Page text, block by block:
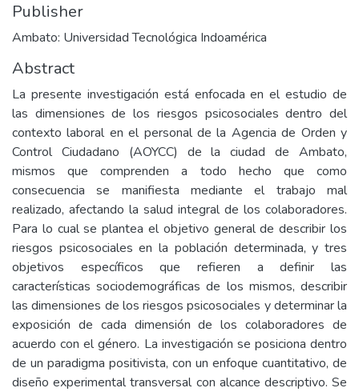
Publisher
Ambato: Universidad Tecnológica Indoamérica
Abstract
La presente investigación está enfocada en el estudio de
las dimensiones de los riesgos psicosociales dentro del
contexto laboral en el personal de la Agencia de Orden y
Control Ciudadano (AOYCC) de la ciudad de Ambato,
mismos que comprenden a todo hecho que como
consecuencia se manifiesta mediante el trabajo mal
realizado, afectando la salud integral de los colaboradores.
Para lo cual se plantea el objetivo general de describir los
riesgos psicosociales en la población determinada, y tres
objetivos específicos que refieren a definir las
características sociodemográficas de los mismos, describir
las dimensiones de los riesgos psicosociales y determinar la
exposición de cada dimensión de los colaboradores de
acuerdo con el género. La investigación se posiciona dentro
de un paradigma positivista, con un enfoque cuantitativo, de
diseño experimental transversal con alcance descriptivo. Se